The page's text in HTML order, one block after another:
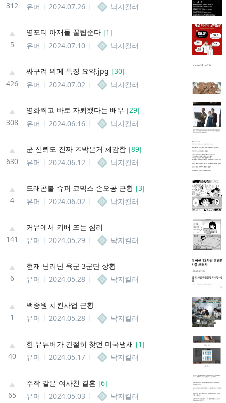
312
유머
2024.07.26 낙지킬러
5
영포티 아재들 꿀팁준다 [1]
유머
2024.07.10 낙지킬러
426
싸구려 뷔페 특징 요약.jpg [30]
유머
2024.07.02 낙지킬러
308
영화찍고 바로 자퇴했다는 배우 [29]
유머
2024.06.16 낙지킬러
630
군 신뢰도 진짜 ㅈ박은거 체감함 [89]
유머
2024.06.12 낙지킬러
4
드래곤볼 슈퍼 코믹스 손오공 근황 [3]
유머
2024.06.02 낙지킬러
141
커뮤에서 키배 뜨는 심리
유머
2024.05.29 낙지킬러
6
현재 난리난 육군 3군단 상황
유머
2024.05.28 낙지킬러
1
백종원 치킨사업 근황
유머
2024.05.28 낙지킬러
40
한 유튜버가 간절히 찾던 미국냄새 [1]
유머
2024.05.17 낙지킬러
65
주작 같은 여사친 결혼 [6]
유머
2024.05.03 낙지킬러